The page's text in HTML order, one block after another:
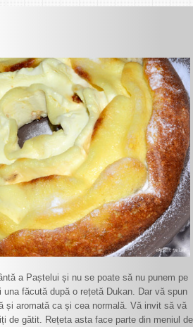
a Paștelui și nu se poate să nu punem pe
făcută după o rețetă Dukan. Dar vă spun
și aromată ca și cea normală. Vă invit să vă
de gătit. Rețeta asta face parte din meniul de